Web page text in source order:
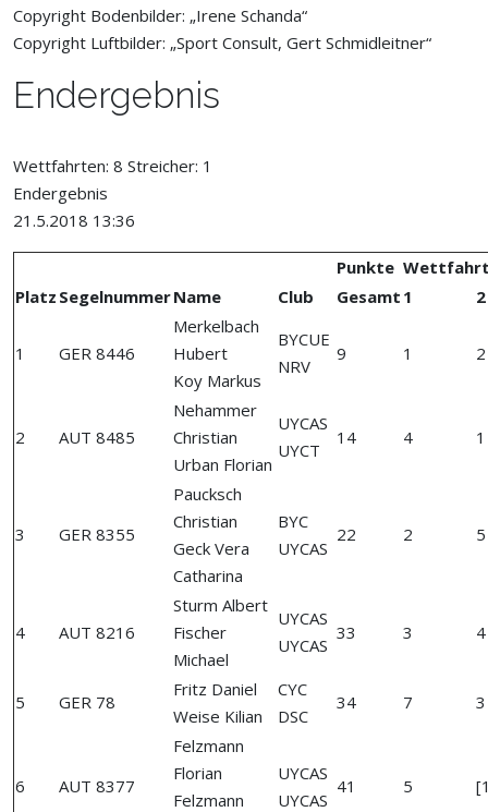
Copyright Bodenbilder: „Irene Schanda“
Copyright Luftbilder: „Sport Consult, Gert Schmidleitner“
Endergebnis
Wettfahrten: 8 Streicher: 1
Endergebnis
21.5.2018 13:36
Punkte
Platz SegelnummerName Club Gesamt 1 2
1 GER 8446
Merkelbach
Hubert
Koy Markus
BYCUE
NRV
9 1 2
2 AUT 8485
Nehammer
Christian
Urban Florian
UYCAS
UYCT
14 4 1
3 GER 8355
Paucksch
Christian
Geck Vera
Catharina
BYC
UYCAS
22 2 5
4 AUT 8216
Sturm Albert
Fischer
Michael
UYCAS
UYCAS
33 3 4
5 GER 78
Fritz Daniel
Weise Kilian
CYC
DSC
34 7 3
6 AUT 8377
Felzmann
Florian
Felzmann
UYCAS
UYCAS
41 5